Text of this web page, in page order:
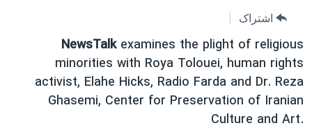
جهش
به
صفحه
اصلی
جهش
ایران
آمریکا
جهان
ورزشی
گزیده‌ها
برنامه های تلویزیونی
جدول برنامه ها
صفحه‌های ویژه
جام جهانی ۲۰۲۶
عملیات خشم حماسی
فرکانس‌های صدای آمریکا
پخش رادیویی
اشتراک
NewsTalkexamines the plight of religious
minorities with Roya Tolouei, human rights
activist, Elahe Hicks, Radio Farda and Dr. Reza
Ghasemi, Center for Preservation of Iranian
Culture and Art.